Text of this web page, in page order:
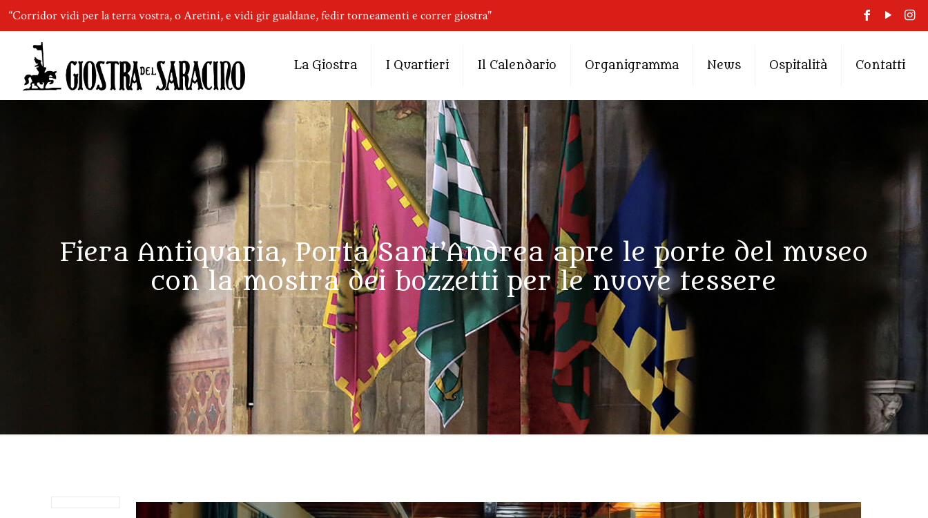
“Corridor vidi per la terra vostra, o Aretini, e vidi gir gualdane, fedir torneamenti e correr giostra"
La Giostra I Quartieri Il Calendario Organigramma News Ospitalità Contatti
Fiera Antiquaria, Porta Sant’Andrea apre le porte del museo
con la mostra dei bozzetti per le nuove tessere